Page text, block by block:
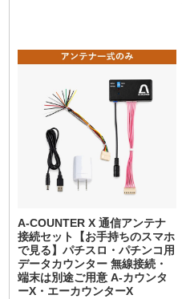
A-COUNTER X 通信アンテナ
接続セット【お手持ちのスマホ
で見る】パチスロ・パチンコ用
データカウンター 無線接続・
端末は別途ご用意 A-カウンタ
ーX・エーカウンターX